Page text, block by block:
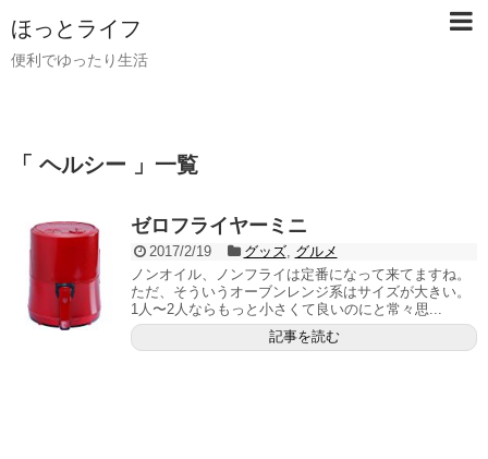
ほっとライフ
便利でゆったり生活
「 ヘルシー 」一覧
ゼロフライヤーミニ
2017/2/19 グッズ, グルメ
ノンオイル、ノンフライは定番になって来てますね。
ただ、そういうオーブンレンジ系はサイズが大きい。
1人〜2人ならもっと小さくて良いのにと常々思...
記事を読む